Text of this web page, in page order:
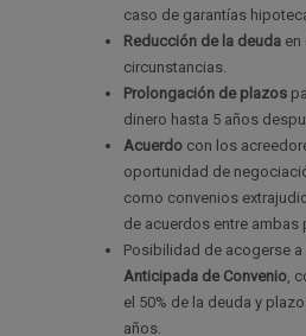
caso de garantías
Reducción de la deuda en
circunstancias.
Prolongación de plazos
dinero hasta 5 años
Acuerdo con los
oportunidad de
como convenios
de acuerdos entre ambas
Posibilidad de acogerse a
Anticipada de Convenio,
el 50% de la deuda y
años.